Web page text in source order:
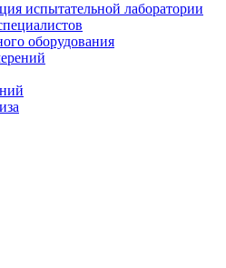
испытательной лаборатории
оборудования